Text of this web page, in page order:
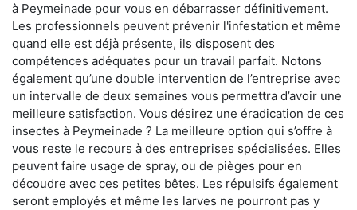
à Peymeinade pour vous en débarrasser définitivement.
Les professionnels peuvent prévenir l'infestation et même
quand elle est déjà présente, ils disposent des
compétences adéquates pour un travail parfait. Notons
également qu’une double intervention de l’entreprise avec
un intervalle de deux semaines vous permettra d’avoir une
meilleure satisfaction. Vous désirez une éradication de ces
insectes à Peymeinade ? La meilleure option qui s’offre à
vous reste le recours à des entreprises spécialisées. Elles
peuvent faire usage de spray, ou de pièges pour en
découdre avec ces petites bêtes. Les répulsifs également
seront employés et même les larves ne pourront pas y